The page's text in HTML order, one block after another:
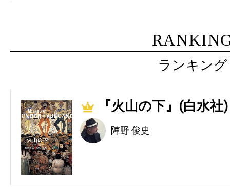
ランキング
1 『火山の下』(白水社)
陣野 俊史